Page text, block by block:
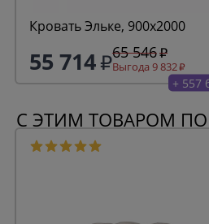
Кровать Эльке, 900х2000
55 714 65 546
Выгода 9 832
+ 557
С ЭТИМ ТОВАРОМ